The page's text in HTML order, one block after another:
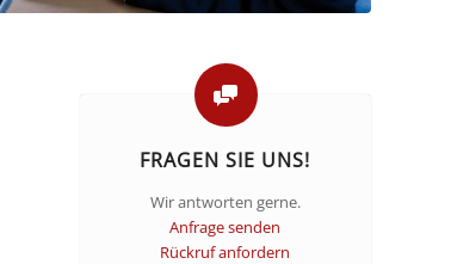
FRAGEN SIE UNS!
Wir antworten gerne.
Anfrage senden
Rückruf anfordern